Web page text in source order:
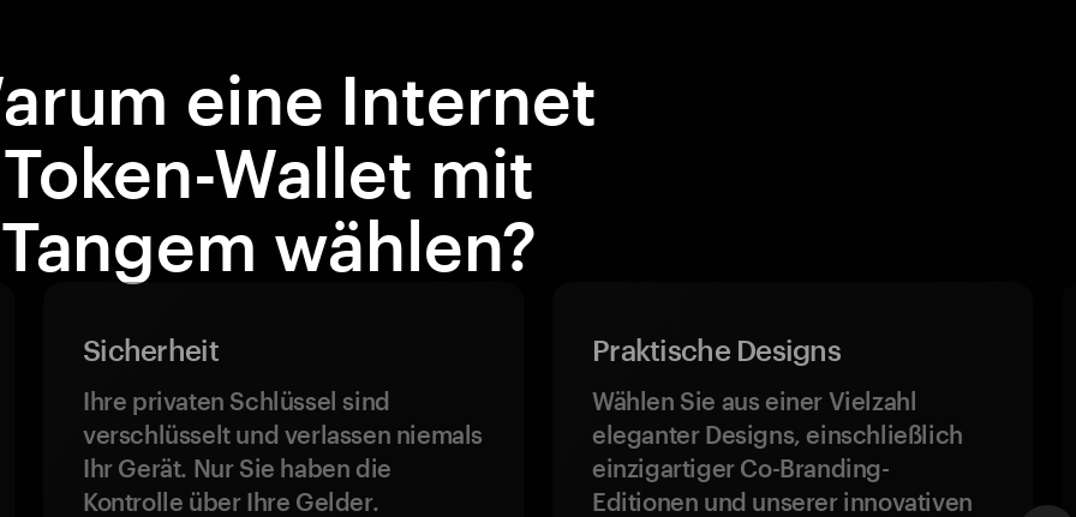
eine Internet
Token-Wallet mit
Tangem wählen?
Sicherheit
Ihre privaten Schlüssel sind
verschlüsselt und verlassen niemals
Ihr Gerät. Nur Sie haben die
Kontrolle über Ihre Gelder.
Praktische Designs
Wählen Sie aus einer Vielzahl
eleganter Designs, einschließlich
einzigartiger Co-Branding-
Editionen und unserer innovativen